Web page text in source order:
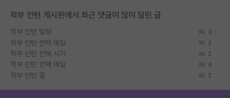
학부 인턴 게시판에서 최근 댓글이 많이 달린 글
학부 인턴 일정 3
학부 인턴 컨택 메일 2
학부 인턴 컨텍 시기 2
학부 인턴 컨택 메일 4
학부 인턴 중 2